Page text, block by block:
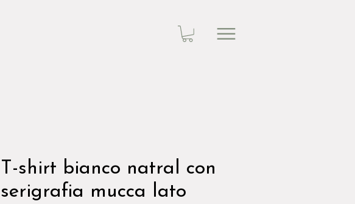
T-shirt bianco natral con
serigrafia mucca lato